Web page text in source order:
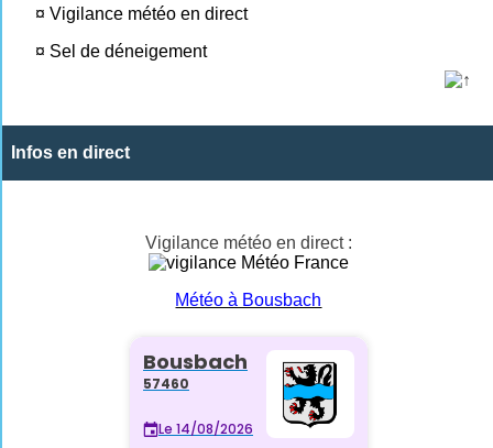
¤ Vigilance météo en direct
¤ Sel de déneigement
Infos en direct
Vigilance météo en direct :
Météo à Bousbach